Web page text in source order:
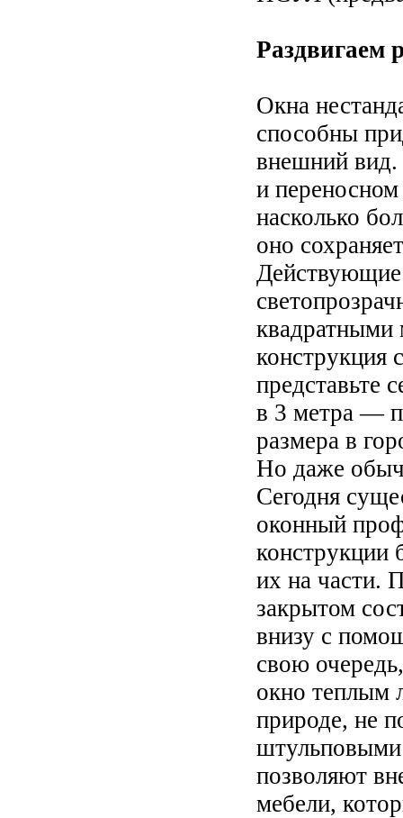
Раздвигаем
Окна
способны
внешний
и
насколько
оно
Действующие
квадратными
конструкция
представьте
в 3 метра —
размера в
Но даже
Сегодня
оконный
конструкции
их на части.
закрытом
внизу с
свою
окно теплым
природе, не
штульповыми
позволяют
мебели,